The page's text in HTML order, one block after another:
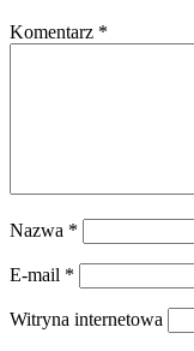
Komentarz *
Nazwa *
E-mail *
Witryna internetowa